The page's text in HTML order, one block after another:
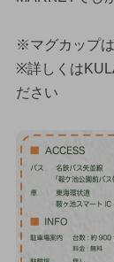
※マグカップ
※詳しくは
ださい